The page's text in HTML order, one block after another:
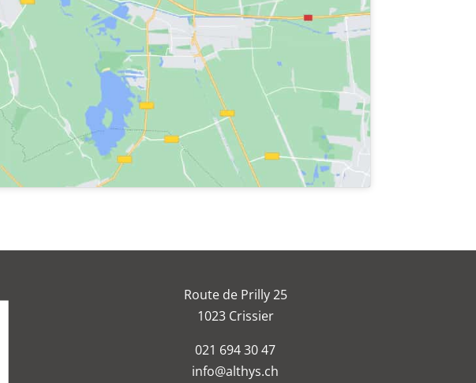
Route de Prilly 25
1023 Crissier
021 694 30 47
info@althys.ch